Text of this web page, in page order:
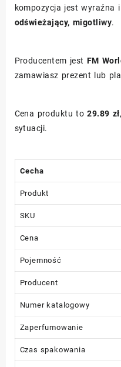
kompozycja jest
odświeżający, migotliwy.
Producentem jest FM
zamawiasz prezent lub
Cena produktu to29.89 zł
sytuacji.
Cecha
Produkt
SKU
Cena
Pojemność
Producent
Numer katalogowy
Zaperfumowanie
Czas spakowania